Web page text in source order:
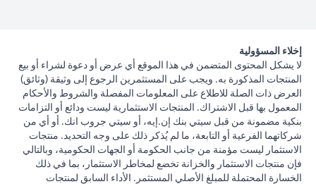
إخلاء المسؤولية
لا يشكل المحتوى المتضمن في هذا الموقع أي عرض أو دعوة لشراء أو بيع
المنتجات المذكورة به. ويجب على المستثمرين الرجوع إلى وثيقة (وثائق)
العرض ذات الصلة للاطلاع على المعلومات المفصلة والشروط والأحكام
المعمول بها قبل الاشتراك. المنتجات الاستثمارية ليست ودائع أو التزامات
بنكية مضمونة من قبل سيتي بنك إن.إيه، أو سيتي جروب انك. أو أي من
شركاتهما الفرعية أو التابعة، ما لم يُذكر ذلك على وجه التحديد. منتجات
الاستثمار ليست مؤمنة من جانب الحكومة أو الجهات الحكومية، وبالتالي
فإن منتجات الاستثمار والخزانة تخضع لمخاطر الاستثمار، بما في ذلك
الخسارة المحتملة للمبلغ الأصلي المستثمر. الأداء السابق لمنتجات